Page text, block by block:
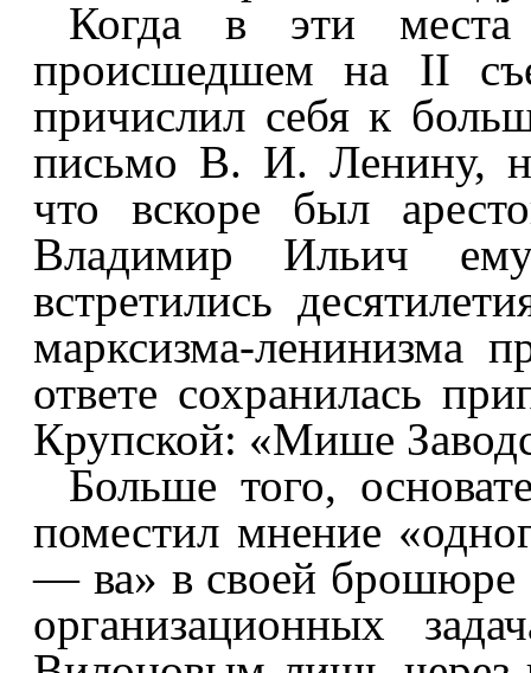
Когда в эти
происшедшем на II
причислил себя к
письмо В. И. Ленину,
что вскоре был
Владимир Ильич
встретились
марксизма-
ответе сохранилась
Крупской: «Мише
Больше того,
поместил мнение
— ва» в своей
организационных